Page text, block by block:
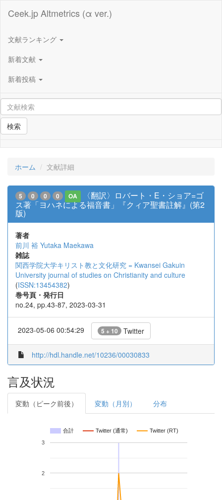
Ceek.jp Altmetrics (α ver.)
文献ランキング
新着文献
新着投稿
検索
ホーム 文献詳細
5 0 0 0 OA
〈翻訳〉ロバート・E・ショア=ゴ
ス著「ヨハネによる福音書」『クィア聖書註解』(第2
版)
著者
前川 裕 Yutaka Maekawa
雑誌
関西学院大学キリスト教と文化研究 = Kwansei Gakuin
University journal of studies on Christianity and culture
(ISSN:13454382)
巻号頁・発行日
no.24, pp.43-87, 2023-03-31
2023-05-06 00:54:29 5 + 10 Twitter
http://hdl.handle.net/10236/00030833
言及状況
変動（ピーク前後） 変動（月別） 分布
合計 Twitter (通常) Twitter (RT)
2
3